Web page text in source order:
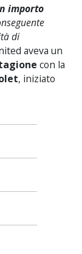
importo
di
aveva un
con la
, iniziato